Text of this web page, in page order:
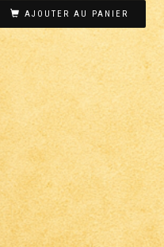
AJOUTER AU PANIER